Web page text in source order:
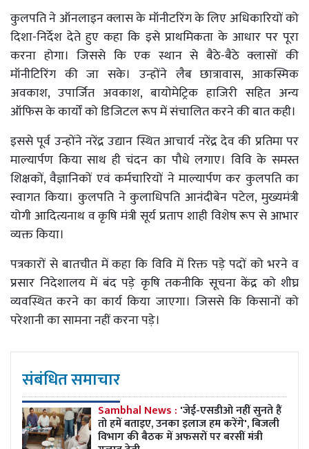
कुलपति ने ऑनलाइन क्लास के मॉनीटरिंग के लिए अधिकारियों को
दिशा-निर्देश देते हुए कहा कि इसे प्राथमिकता के आधार पर पूरा
करना होगा। जिससे कि एक स्थान से बैठे-बैठे क्लासों की
मॉनीटिरिंग की जा सके। उन्होंने लैब छात्रावास, आकस्मिक
अवकाश, उपार्जित अवकाश, बायोमेट्रिक हाजिरी सहित अन्य
ऑफिस के कार्यों को डिजिटल रूप में संचालित करने की बात कही।
इससे पूर्व उन्होंने नरेंद्र उद्यान स्थित आचार्य नरेंद्र देव की प्रतिमा पर
माल्यार्पण किया साथ ही चंदन का पौधे लगाए। विवि के समस्त
शिक्षकों, वैज्ञानिकों एवं कर्मचारियों ने माल्यार्पण कर कुलपति का
स्वागत किया। कुलपति ने कुलाधिपति आनंदीबेन पटेल, मुख्यमंत्री
योगी आदित्यनाथ व कृषि मंत्री सूर्य प्रताप शाही विशेष रूप से आभार
व्यक्त किया।
पत्रकारों से बातचीत में कहा कि विवि में रिक्त पड़े पदों को भरने व
प्रसार निदेशालय में बंद पड़े कृषि तकनीकि सूचना केंद्र को शीघ्र
व्यवस्थित करने का कार्य किया जाएगा। जिससे कि किसानों को
परेशानी का सामना नहीं करना पड़े।
संबंधित समाचार
Sambhal News : 'जेई-एसडीओ नहीं सुनते हैं
तो हमें बताइए, उनका इलाज हम करेंगे', बिजली
विभाग की बैठक में अफसरों पर बरसीं मंत्री